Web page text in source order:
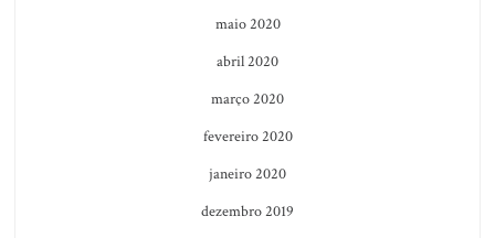
maio 2020
abril 2020
março 2020
fevereiro 2020
janeiro 2020
dezembro 2019